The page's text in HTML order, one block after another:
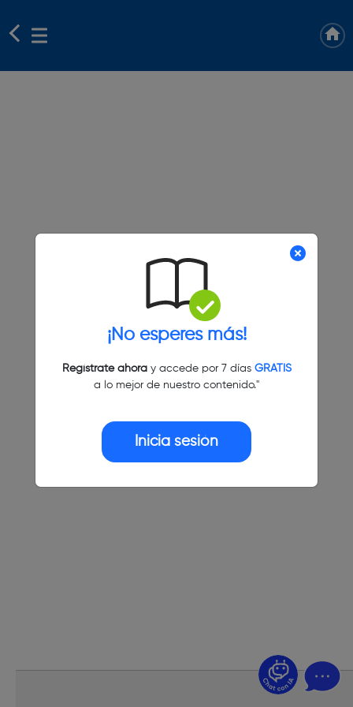
¡No esperes más!
Regístrate ahoray accede por 7 días GRATIS
a lo mejor de nuestro contenido."
Inicia sesión